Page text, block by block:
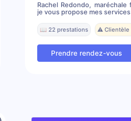
Rachel Redondo,
je vous propose mes
📖 22 prestations ⚠️ Clientèle
Prendre rendez-vous